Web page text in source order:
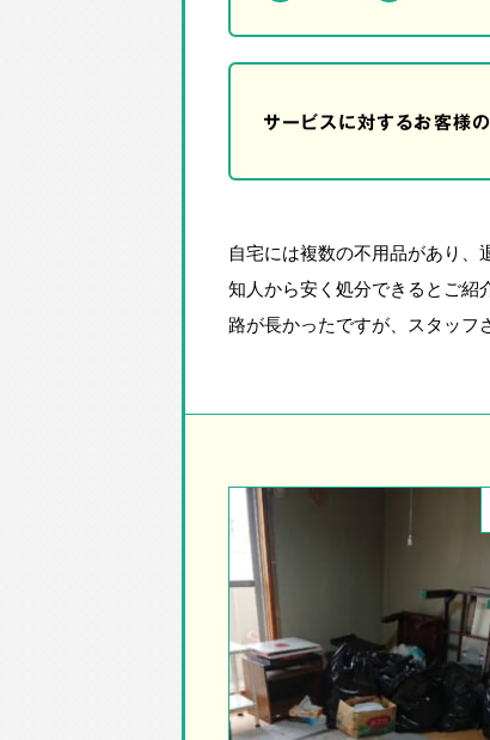
サービスに対するお客様
自宅には複数の不用品があり、
知人から安く処分できるとご紹
路が長かったですが、スタッフ